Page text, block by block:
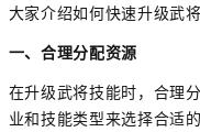
大家介绍如何快速升级武将
一、合理分配资源
在升级武将技能时，合理
业和技能类型来选择合适